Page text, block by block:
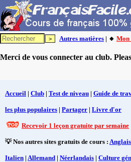
Autres matières | 🔸 Mon
Merci de vous connecter au club.
Accueil | Club | Test de niveau | Guide de
les plus populaires | Partager | Livre d'or
Recevoir 1 leçon gratuite par semaine
💡 Nos autres sites gratuits de cours : Anglais
Italien | Allemand | Néerlandais | Culture